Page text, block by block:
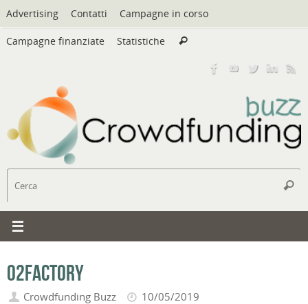
Vai
al
contenuto
Advertising Contatti Campagne in corso
Campagne finanziate Statistiche Cerca
Cerca
02Factory
Crowdfunding Buzz 10/05/2019